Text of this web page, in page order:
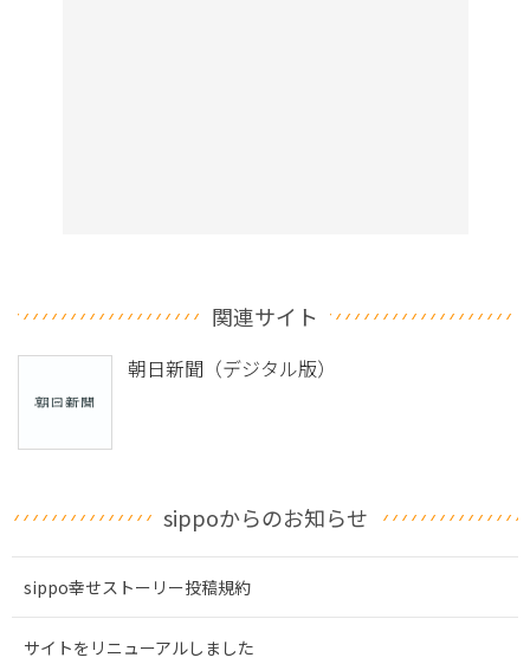
関連サイト
朝日新聞（デジタル版）
sippoからのお知らせ
sippo幸せストーリー投稿規約
サイトをリニューアルしました